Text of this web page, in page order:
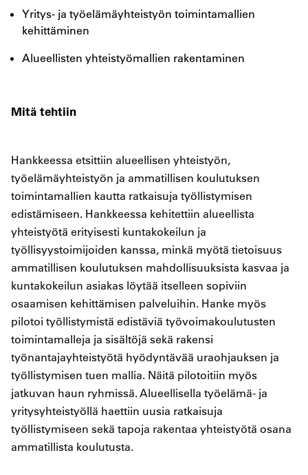
Yritys- ja työelämäyhteistyön toimintamallien
kehittäminen
Alueellisten yhteistyömallien rakentaminen
Mitä tehtiin
Hankkeessa etsittiin alueellisen yhteistyön,
työelämäyhteistyön ja ammatillisen koulutuksen
toimintamallien kautta ratkaisuja työllistymisen
edistämiseen. Hankkeessa kehitettiin alueellista
yhteistyötä erityisesti kuntakokeilun ja
työllisyystoimijoiden kanssa, minkä myötä tietoisuus
ammatillisen koulutuksen mahdollisuuksista kasvaa ja
kuntakokeilun asiakas löytää itselleen sopiviin
osaamisen kehittämisen palveluihin. Hanke myös
pilotoi työllistymistä edistäviä työvoimakoulutusten
toimintamalleja ja sisältöjä sekä rakensi
työnantajayhteistyötä hyödyntävää uraohjauksen ja
työllistymisen tuen mallia. Näitä pilotoitiin myös
jatkuvan haun ryhmissä. Alueellisella työelämä- ja
yritysyhteistyöllä haettiin uusia ratkaisuja
työllistymiseen sekä tapoja rakentaa yhteistyötä osana
ammatillista koulutusta.